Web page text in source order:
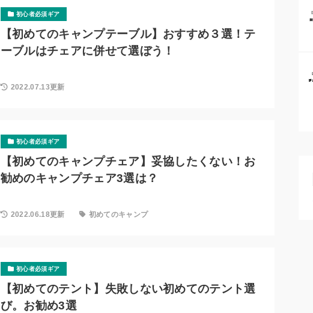
初心者必須ギア
【初めてのキャンプテーブル】おすすめ３選！テ
ーブルはチェアに併せて選ぼう！
2022.07.13更新
初心者必須ギア
【初めてのキャンプチェア】妥協したくない！お
勧めのキャンプチェア3選は？
2022.06.18更新 初めてのキャンプ
初心者必須ギア
【初めてのテント】失敗しない初めてのテント選
び。お勧め3選